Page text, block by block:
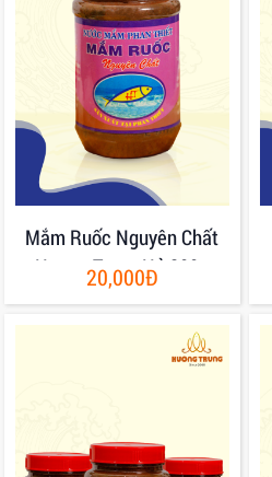
Mắm Ruốc Nguyên Chất
Hương Trung Hủ 200g
20,000Đ